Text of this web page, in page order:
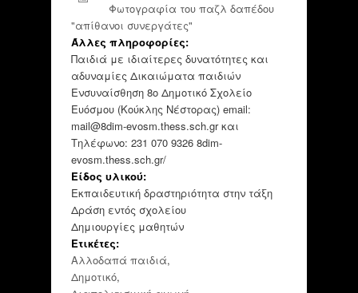
Φωτογραφία του παζλ δαπέδου
"απίθανοι συνεργάτες"
Άλλες πληροφορίες:
Παιδιά με ιδιαίτερες δυνατότητες και
αδυναμίες Δικαιώματα παιδιών
Ενσυναίσθηση 8ο Δημοτικό Σχολείο
Ευόσμου (Κούκλης Νέστορας) email:
mail@8dim-evosm.thess.sch.gr και
Τηλέφωνο: 231 070 9326 8dim-
evosm.thess.sch.gr/
Είδος υλικού:
Εκπαιδευτική δραστηριότητα στην τάξη
Δράση εντός σχολείου
Δημιουργίες μαθητών
Ετικέτες:
Αλλοδαπά παιδιά,
Δημοτικό,